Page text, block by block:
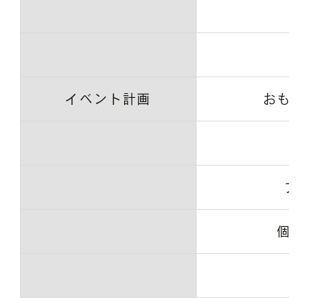
イベント計画 おも
プ
個人